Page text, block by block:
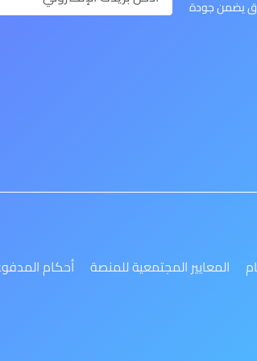
يضمن جودة
المعايير المجتمعية للمنصة أحكام